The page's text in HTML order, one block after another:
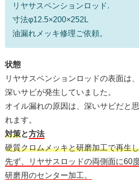
リヤサスペンションロッド.
寸法φ12.5×200×252L
油漏れメッキ修理ご依頼。
状態
リヤサスペンションロッドの表面は、
深いサビが発生していました。
オイル漏れの原因は、深いサビだと
れます。
対策と方法
硬質クロムメッキと研磨加工で再生
先ず、リヤサスロッドの両側面に60
研磨用のセンター加工。